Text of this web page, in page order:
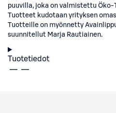
puuvilla, joka on valmistettu
Tuotteet kudotaan yrityksen
Tuotteille on myönnetty
suunnitellut Marja Rautiainen.
Tuotetiedot